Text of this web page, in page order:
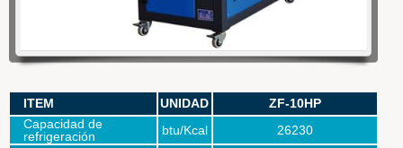
ITEM UNIDAD
ZF-10HP
Capacidad de
refrigeración
btu/Kcal
26230